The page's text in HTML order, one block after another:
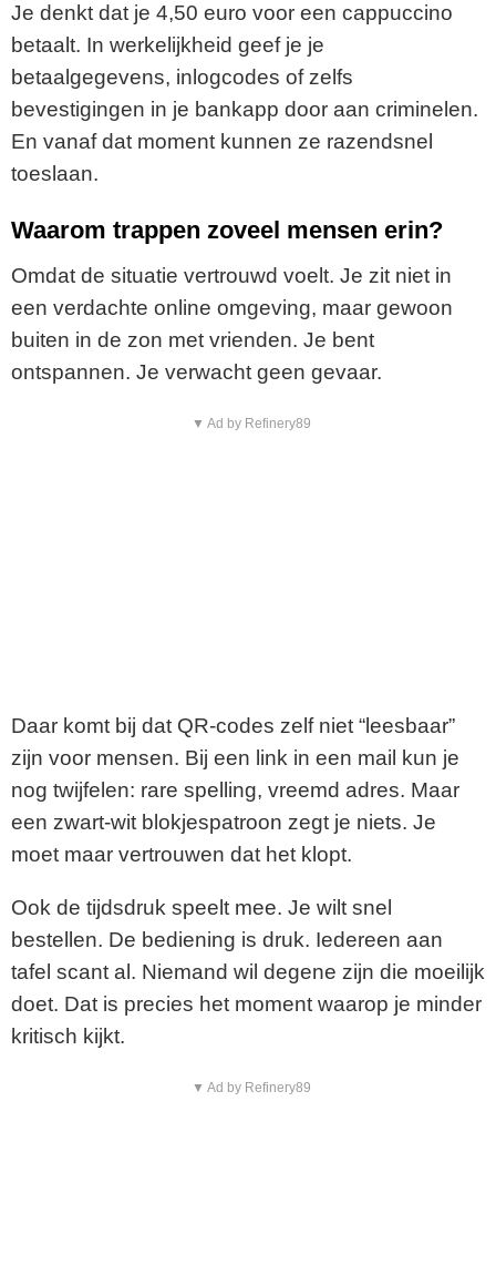
Je denkt dat je 4,50 euro voor een cappuccino
betaalt. In werkelijkheid geef je je
betaalgegevens, inlogcodes of zelfs
bevestigingen in je bankapp door aan criminelen.
En vanaf dat moment kunnen ze razendsnel
toeslaan.
Waarom trappen zoveel mensen erin?
Omdat de situatie vertrouwd voelt. Je zit niet in
een verdachte online omgeving, maar gewoon
buiten in de zon met vrienden. Je bent
ontspannen. Je verwacht geen gevaar.
▼ Ad by Refinery89
Daar komt bij dat QR-codes zelf niet “leesbaar”
zijn voor mensen. Bij een link in een mail kun je
nog twijfelen: rare spelling, vreemd adres. Maar
een zwart-wit blokjespatroon zegt je niets. Je
moet maar vertrouwen dat het klopt.
Ook de tijdsdruk speelt mee. Je wilt snel
bestellen. De bediening is druk. Iedereen aan
tafel scant al. Niemand wil degene zijn die moeilijk
doet. Dat is precies het moment waarop je minder
kritisch kijkt.
▼ Ad by Refinery89